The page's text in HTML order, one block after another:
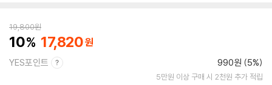
19,800원
10 17,820
YES포인트 990원 (5%)
5만원 이상 구매 시 2천원 추가 적립